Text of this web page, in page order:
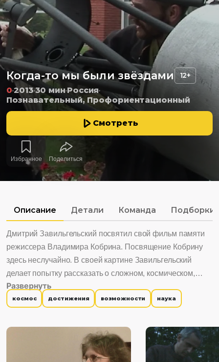
Когда-то мы были звёздами 12+
0 201330 минРоссия
Познавательный, Профориентационный
Смотреть
Избранное Поделиться
Описание Детали Команда Подборки
Дмитрий Завильгельский посвятил свой фильм памяти
режиссера Владимира Кобрина. Посвящение Кобрину
здесь неслучайно. В своей картине Завильгельский
делает попытку рассказать о сложном, космическом,
научном — с точки зрения романтической, нежной и
сентиментальной. Космос, неизведанные просторы
человечества. В фильме о загадках небесных тел
рассуждают как астрономы-любители, так и
астрофизики-профессионалы.
Развернуть
космос достижения возможности наука